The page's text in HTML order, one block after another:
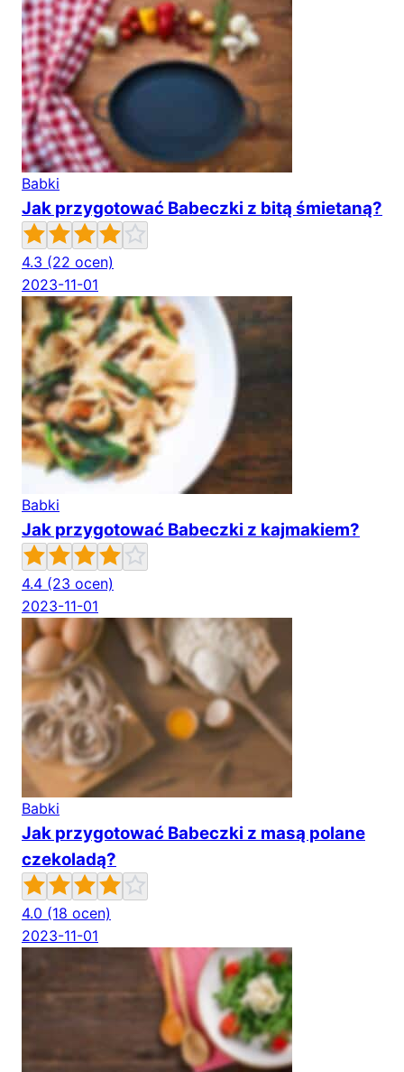
Babki
Jak przygotować Babeczki z bitą śmietaną?
4.3 (22 ocen)
2023-11-01
Babki
Jak przygotować Babeczki z kajmakiem?
4.4 (23 ocen)
2023-11-01
Babki
Jak przygotować Babeczki z masą polane
czekoladą?
4.0 (18 ocen)
2023-11-01